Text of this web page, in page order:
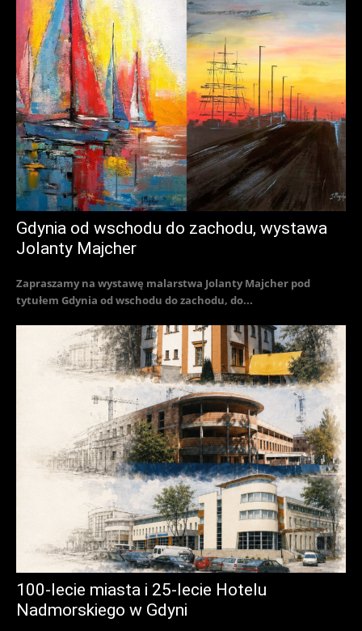
Gdynia od wschodu do zachodu, wystawa
Jolanty Majcher
Zapraszamy na wystawę malarstwa Jolanty Majcher pod
tytułem Gdynia od wschodu do zachodu, do...
100-lecie miasta i 25-lecie Hotelu
Nadmorskiego w Gdyni